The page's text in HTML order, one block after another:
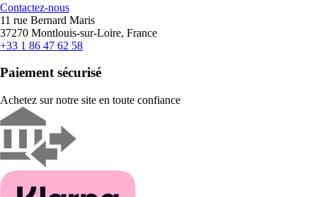
Contactez-nous
11 rue Bernard Maris
37270 Montlouis-sur-Loire, France
+33 1 86 47 62 58
Paiement sécurisé
Achetez sur notre site en toute confiance